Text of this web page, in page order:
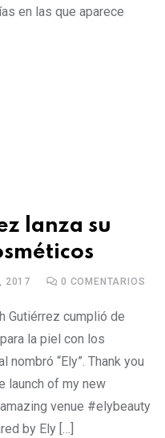
en las que aparece
lanza su
2017 0 COMENTARIOS
Gutiérrez cumplió de
la piel con los
“Ely”. Thank you
launch of my new
venue #elybeauty
by Ely […]